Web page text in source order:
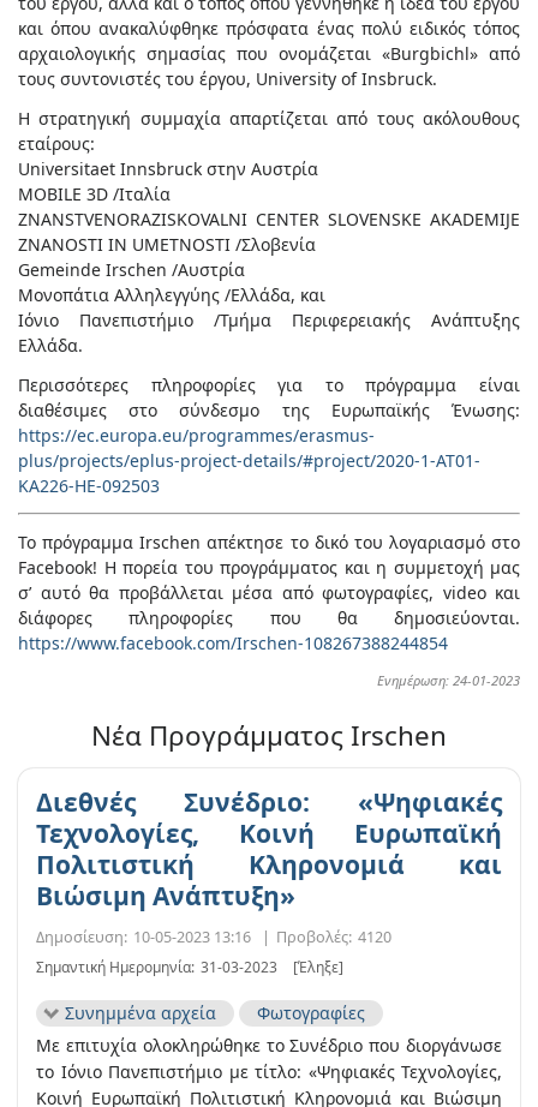
και όπου ανακαλύφθηκε πρόσφατα ένας πολύ ειδικός τόπος
αρχαιολογικής σημασίας που ονομάζεται «Burgbichl» από
τους συντονιστές του έργου, University of Insbruck.
Η στρατηγική συμμαχία απαρτίζεται από τους ακόλουθους
εταίρους:
Universitaet Innsbruck στην Αυστρία
MOBILE 3D /Ιταλία
ZNANSTVENORAZISKOVALNI CENTER SLOVENSKE AKADEMIJE
ZNANOSTI IN UMETNOSTI /Σλοβενία
Gemeinde Irschen /Αυστρία
Μονοπάτια Αλληλεγγύης /Ελλάδα, και
Ιόνιο Πανεπιστήμιο /Τμήμα Περιφερειακής Ανάπτυξης
Ελλάδα.
Περισσότερες πληροφορίες για το πρόγραμμα είναι
διαθέσιμες στο σύνδεσμο της Ευρωπαϊκής Ένωσης:
https://ec.europa.eu/programmes/erasmus-
plus/projects/eplus-project-details/#project/2020-1-AT01-
KA226-HE-092503
Το πρόγραμμα Irschen απέκτησε το δικό του λογαριασμό στο
Facebook! Η πορεία του προγράμματος και η συμμετοχή μας
σ’ αυτό θα προβάλλεται μέσα από φωτογραφίες, video και
διάφορες πληροφορίες που θα δημοσιεύονται.
https://www.facebook.com/Irschen-108267388244854
Ενημέρωση: 24-01-2023
Νέα Προγράμματος Irschen
Διεθνές Συνέδριο: «Ψηφιακές
Τεχνολογίες, Κοινή Ευρωπαϊκή
Πολιτιστική Κληρονομιά και
Βιώσιμη Ανάπτυξη»
Δημοσίευση: 10-05-2023 13:16 | Προβολές: 4120
Σημαντική Ημερομηνία: 31-03-2023 [Έληξε]
Συνημμένα αρχεία
Φωτογραφίες
Με επιτυχία ολοκληρώθηκε το Συνέδριο που διοργάνωσε
το Ιόνιο Πανεπιστήμιο με τίτλο: «Ψηφιακές Τεχνολογίες,
Κοινή Ευρωπαϊκή Πολιτιστική Κληρονομιά και Βιώσιμη